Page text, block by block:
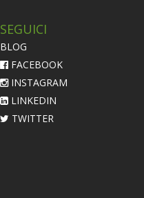
SEGUICI
BLOG
FACEBOOK
INSTAGRAM
LINKEDIN
TWITTER